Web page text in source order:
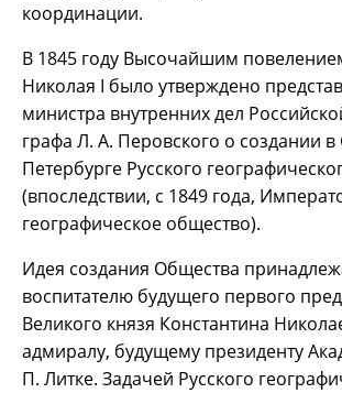
координации.
В 1845 году Высочайшим
Николая I было утверждено
министра внутренних дел
графа Л. А. Перовского о создании в
Петербурге Русского
(впоследствии, с 1849 года,
географическое общество).
Идея создания Общества
воспитателю будущего первого
Великого князя Константина
адмиралу, будущему президенту
П. Литке. Задачей Русского